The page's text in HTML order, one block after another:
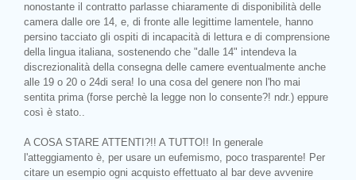
nonostante il contratto parlasse chiaramente di disponibilità delle
camera dalle ore 14, e, di fronte alle legittime lamentele, hanno
persino tacciato gli ospiti di incapacità di lettura e di comprensione
della lingua italiana, sostenendo che "dalle 14" intendeva la
discrezionalità della consegna delle camere eventualmente anche
alle 19 o 20 o 24di sera! Io una cosa del genere non l'ho mai
sentita prima (forse perchè la legge non lo consente?! ndr.) eppure
così è stato..
A COSA STARE ATTENTI?!! A TUTTO!! In generale
l'atteggiamento è, per usare un eufemismo, poco trasparente! Per
citare un esempio ogni acquisto effettuato al bar deve avvenire